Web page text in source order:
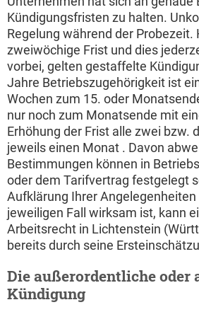
Kündigungsfristen zu halten.
Regelung während der Probezeit.
zweiwöchige Frist und dies
vorbei, gelten gestaffelte
Jahre Betriebszugehörigkeit ist
Wochen zum 15. oder
nur noch zum Monatsende mit
Erhöhung der Frist alle zwei bzw.
jeweils einen Monat . Davon
Bestimmungen können in
oder dem Tarifvertrag festgelegt
Aufklärung Ihrer
jeweiligen Fall wirksam ist, kann
Arbeitsrecht in Lichtenstein
bereits durch seine
Die außerordentliche oder
Kündigung